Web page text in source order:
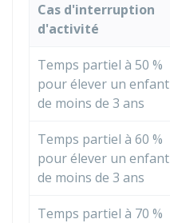
Cas d'interruption
d'activité
Temps partiel à 50 %
pour élever un enfant
de moins de 3 ans
Temps partiel à 60 %
pour élever un enfant
de moins de 3 ans
Temps partiel à 70 %